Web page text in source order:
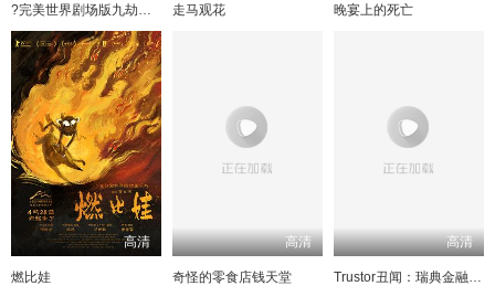
?完美世界剧场版九劫焚天? 走马观花 晚宴上的死亡
高清
燃比娃
高清
奇怪的零食店钱天堂
高清
Trustor丑闻：瑞典金融案内幕